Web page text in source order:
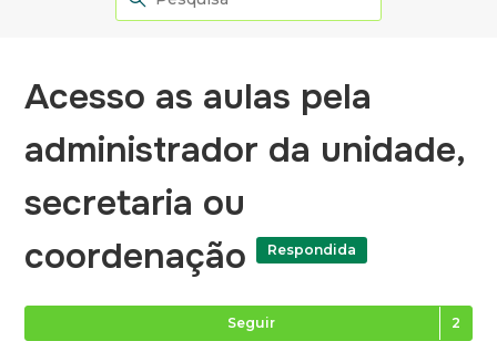
Acesso as aulas pela
administrador da unidade,
secretaria ou
coordenação
Respondida
Seguir